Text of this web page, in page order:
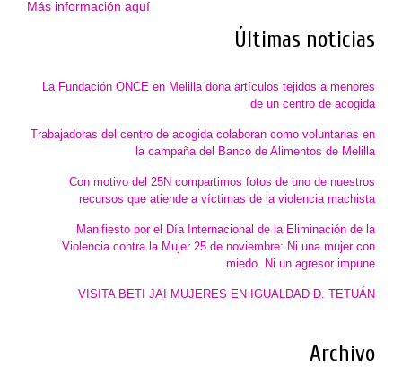
Más información aquí
Últimas noticias
La Fundación ONCE en Melilla dona artículos tejidos a menores
de un centro de acogida
Trabajadoras del centro de acogida colaboran como voluntarias en
la campaña del Banco de Alimentos de Melilla
Con motivo del 25N compartimos fotos de uno de nuestros
recursos que atiende a víctimas de la violencia machista
Manifiesto por el Día Internacional de la Eliminación de la
Violencia contra la Mujer 25 de noviembre: Ni una mujer con
miedo. Ni un agresor impune
VISITA BETI JAI MUJERES EN IGUALDAD D. TETUÁN
Archivo